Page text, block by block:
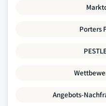
Porters
Angebots-